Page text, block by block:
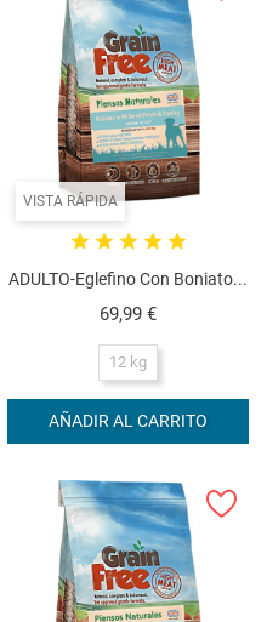
VISTA RÁPIDA
ADULTO-Eglefino Con Boniato...
69,99 €Precio
12 kg
AÑADIR AL CARRITO